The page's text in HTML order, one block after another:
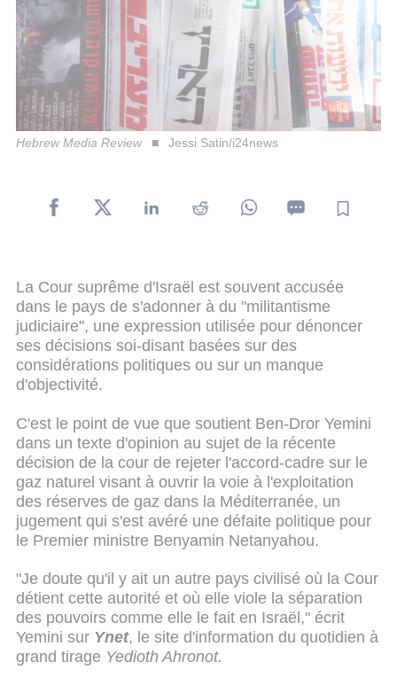
Hebrew Media Review Jessi Satin/i24news
La Cour suprême d'Israël est souvent accusée
dans le pays de s'adonner à du "militantisme
judiciaire", une expression utilisée pour dénoncer
ses décisions soi-disant basées sur des
considérations politiques ou sur un manque
d'objectivité.
C'est le point de vue que soutient Ben-Dror Yemini
dans un texte d'opinion au sujet de la récente
décision de la cour de rejeter l'accord-cadre sur le
gaz naturel visant à ouvrir la voie à l'exploitation
des réserves de gaz dans la Méditerranée, un
jugement qui s'est avéré une défaite politique pour
le Premier ministre Benyamin Netanyahou.
"Je doute qu'il y ait un autre pays civilisé où la Cour
détient cette autorité et où elle viole la séparation
des pouvoirs comme elle le fait en Israël," écrit
Yemini sur Ynet, le site d'information du quotidien à
grand tirage Yedioth Ahronot.